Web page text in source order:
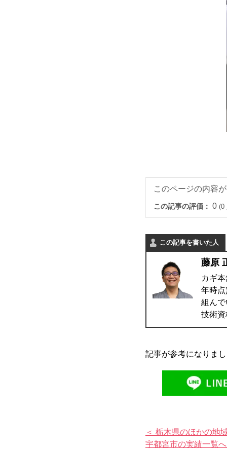
このページの内容
この記事の評価： 0 (0
この記事を書いた人
藤原
カギ
年時
組ん
技術
記事が参考になりま
＜ 栃木県のほかの地
宇都宮市の実績一覧